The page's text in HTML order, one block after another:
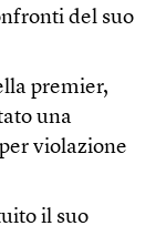
del suo
premier,
una
violazione
il suo